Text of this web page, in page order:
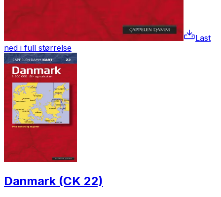
Last
ned i full størrelse
Danmark (CK 22)